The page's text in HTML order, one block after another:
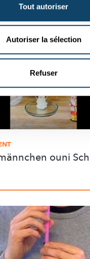
Tout autoriser
Autoriser la sélection
Refuser
ouni